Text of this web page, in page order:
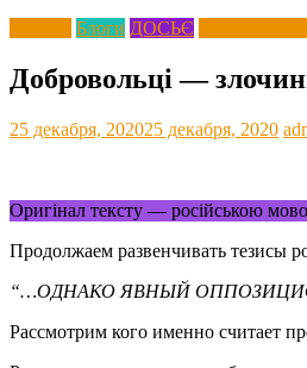
Блоги ДОСЬЄ
Добровольці —
25 декабря, 202025 декабря, 2020
Оригінал тексту — російською
Продолжаем развенчивать тезисы
“…ОДНАКО ЯВНЫЙ
Рассмотрим кого именно считает